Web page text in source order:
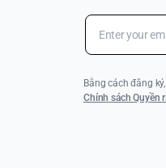
Bằng cách đăng
Chính sách Quyền